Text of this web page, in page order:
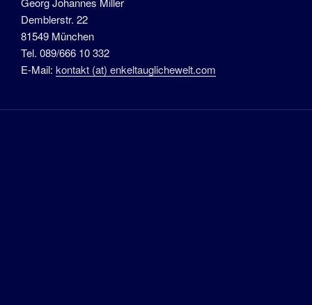
Demblerstr. 22
81549 München
Tel. 089/666 10 332
E-Mail: kontakt (at) enkeltauglichewelt.com